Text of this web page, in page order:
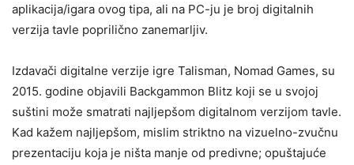
aplikacija/igara ovog tipa, ali na PC-ju je broj digitalnih
verzija tavle poprilično zanemarljiv.
Izdavači digitalne verzije igre Talisman, Nomad Games, su
2015. godine objavili Backgammon Blitz koji se u svojoj
suštini može smatrati najljepšom digitalnom verzijom tavle.
Kad kažem najljepšom, mislim striktno na vizuelno-zvučnu
prezentaciju koja je ništa manje od predivne; opuštajuće